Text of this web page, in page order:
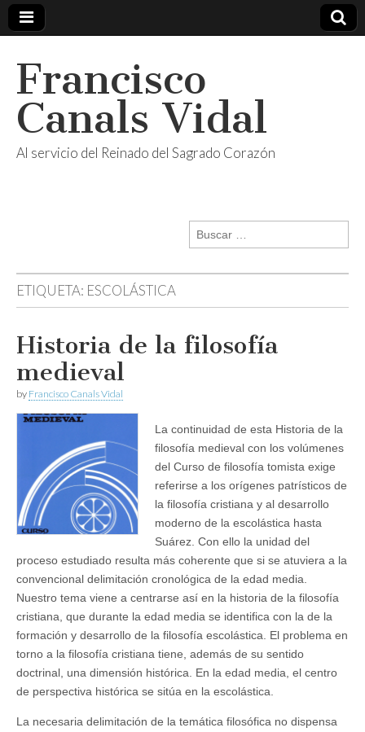
Francisco
Canals Vidal
Al servicio del Reinado del Sagrado Corazón
Buscar:
ETIQUETA: ESCOLÁSTICA
Historia de la filosofía
medieval
by Francisco Canals Vidal
La continuidad de esta Historia de la
filosofía medieval con los volúmenes
del Curso de filosofía tomista exige
referirse a los orígenes patrísticos de
la filosofía cristiana y al desarrollo
moderno de la escolástica hasta
Suárez. Con ello la unidad del
proceso estudiado resulta más coherente que si se atuviera a la
convencional delimitación cronológica de la edad media.
Nuestro tema viene a centrarse así en la historia de la filosofía
cristiana, que durante la edad media se identifica con la de la
formación y desarrollo de la filosofía escolástica. El problema en
torno a la filosofía cristiana tiene, además de su sentido
doctrinal, una dimensión histórica. En la edad media, el centro
de perspectiva histórica se sitúa en la escolástica.
La necesaria delimitación de la temática filosófica no dispensa